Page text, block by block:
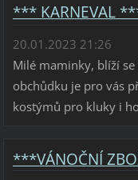
*** KARNEVAL
20.01.2023 21:26
Milé maminky, blíží
obchůdku je pro vás
kostýmů pro kluky i
***VÁNOČNÍ